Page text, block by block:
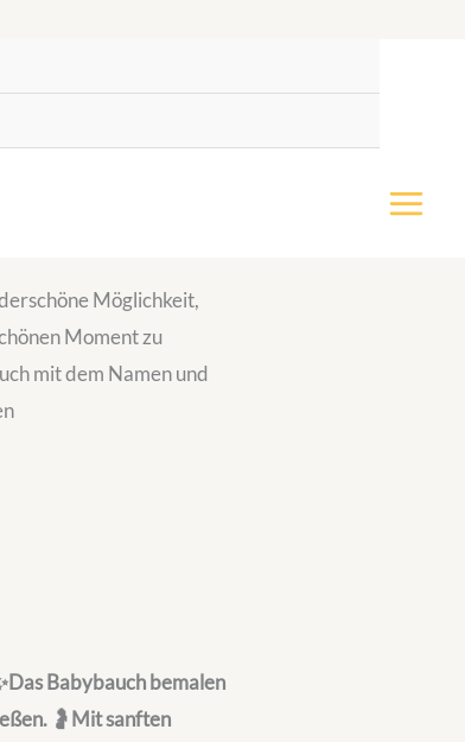
Babybauch bemalen
🤰Mit sanften